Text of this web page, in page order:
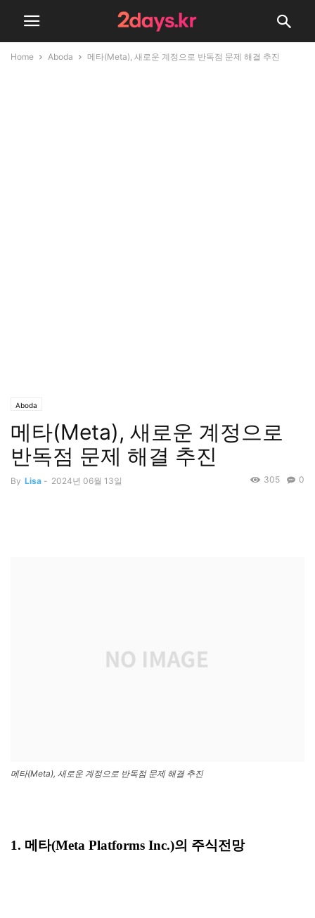
Home Aboda 메타(Meta), 새로운 계정으로 반독점 문제 해결 추진
Aboda
메타(Meta), 새로운 계정으로
반독점 문제 해결 추진
By Lisa - 2024년 06월 13일 0
305
메타(Meta), 새로운 계정으로 반독점 문제 해결 추진
1. 메타(Meta Platforms Inc.)의 주식전망